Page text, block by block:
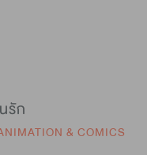
รัก
& COMICS